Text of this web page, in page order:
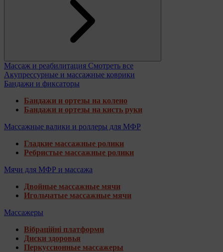
Массаж и реабилитация Смотреть все
Акупрессурные и массажные коврики
Бандажи и фиксаторы
Бандажи и ортезы на колено
Бандажи и ортезы на кисть руки
Массажные валики и роллеры для МФР
Гладкие массажные ролики
Ребристые массажные ролики
Мячи для МФР и массажа
Двойные массажные мячи
Игольчатые массажные мячи
Массажеры
Вібраційні платформи
Диски здоровья
Перкуссионные массажеры